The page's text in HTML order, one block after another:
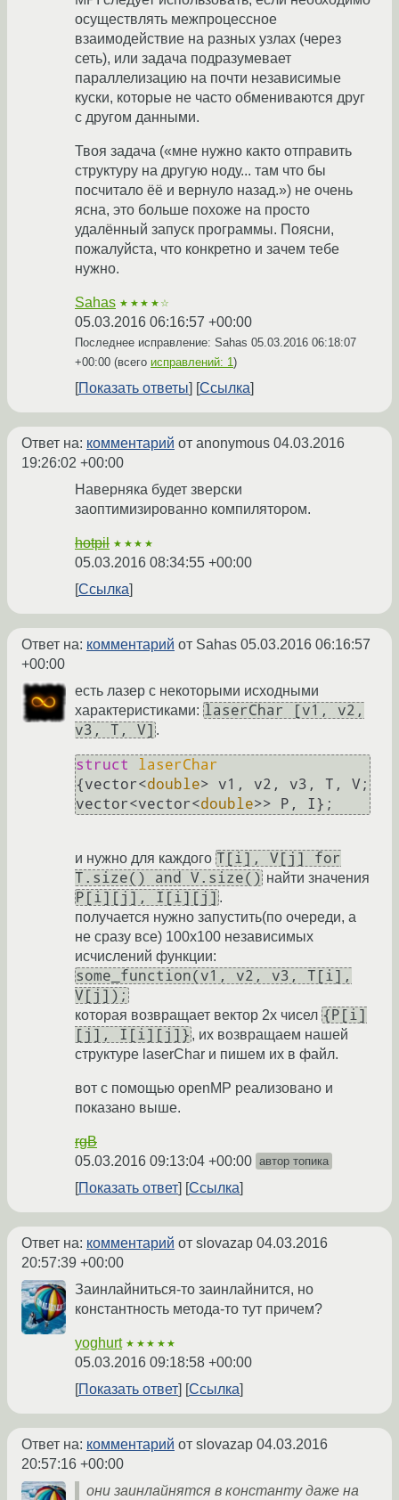
осуществлять межпроцессное
взаимодействие на разных узлах (через
сеть), или задача подразумевает
параллелизацию на почти независимые
куски, которые не часто обмениваются друг
с другом данными.
Твоя задача («мне нужно както отправить
структуру на другую ноду... там что бы
посчитало ёё и вернуло назад.») не очень
ясна, это больше похоже на просто
удалённый запуск программы. Поясни,
пожалуйста, что конкретно и зачем тебе
нужно.
Sahas ★★★★☆
05.03.2016 06:16:57 +00:00
Последнее исправление: Sahas 05.03.2016 06:18:07
+00:00 (всего исправлений: 1)
Показать ответы Ссылка
Ответ на: комментарий от anonymous 04.03.2016
19:26:02 +00:00
Наверняка будет зверски
заоптимизированно компилятором.
hotpil ★★★★
05.03.2016 08:34:55 +00:00
Ссылка
Ответ на: комментарий от Sahas 05.03.2016 06:16:57
+00:00
есть лазер с некоторыми исходными
характеристиками: laserChar [v1, v2,
v3, T, V] .
struct
laserChar
{vector<double> v1, v2, v3, T, V;
vector<vector<double>> P, I};
и нужно для каждого Т[i], V[j] for
T.size() and V.size() найти значения
P[i][j], I[i][j] .
получается нужно запустить(по очереди, а
не сразу все) 100x100 независимых
исчислений функции:
some_function(v1, v2, v3, T[i],
V[j]);
которая возвращает вектор 2x чисел {P[i]
[j], I[i][j]} , их возвращаем нашей
структуре laserChar и пишем их в файл.
вот с помощью openMP реализовано и
показано выше.
rgB
05.03.2016 09:13:04 +00:00 автор топика
Показать ответ Ссылка
Ответ на: комментарий от slovazap 04.03.2016
20:57:39 +00:00
Заинлайниться-то заинлайнится, но
константность метода-то тут причем?
yoghurt ★★★★★
05.03.2016 09:18:58 +00:00
Показать ответ
Ссылка
Ответ на: комментарий от slovazap 04.03.2016
20:57:16 +00:00
они заинлайнятся в константу даже на